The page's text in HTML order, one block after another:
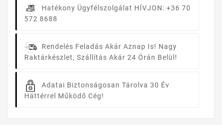
Hatékony Ügyfélszolgálat HÍVJON: +36 70
572 8688
Rendelés Feladás Akár Aznap Is! Nagy
Raktárkészlet, Szállítás Akár 24 Órán Belül!
Adatai Biztonságosan Tárolva 30 Év
Háttérrel Működő Cég!